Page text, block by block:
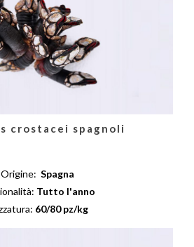
crostacei spagnoli
Origine: Spagna
Tutto l'anno
60/80 pz/kg